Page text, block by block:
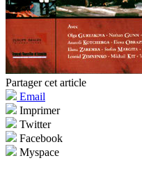
Partager cet article
Email
Imprimer
Twitter
Facebook
Myspace